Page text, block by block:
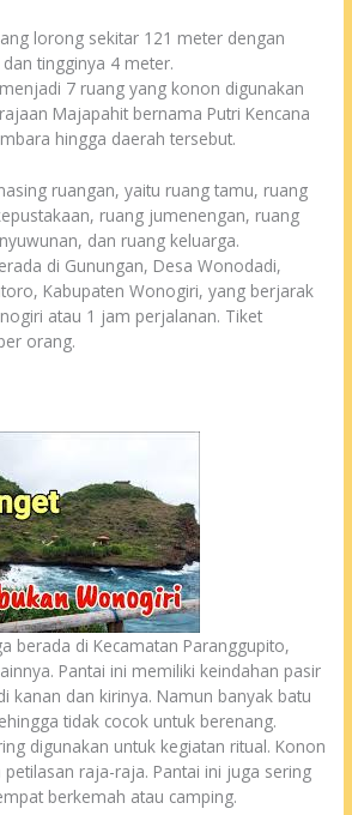
lorong sekitar 121 meter dengan
tingginya 4 meter.
7 ruang yang konon digunakan
Majapahit bernama Putri Kencana
hingga daerah tersebut.
ruangan, yaitu ruang tamu, ruang
ruang jumenengan, ruang
dan ruang keluarga.
di Gunungan, Desa Wonodadi,
Kabupaten Wonogiri, yang berjarak
atau 1 jam perjalanan. Tiket
orang.
berada di Kecamatan Paranggupito,
Pantai ini memiliki keindahan pasir
kanan dan kirinya. Namun banyak batu
tidak cocok untuk berenang.
digunakan untuk kegiatan ritual. Konon
raja-raja. Pantai ini juga sering
berkemah atau camping.